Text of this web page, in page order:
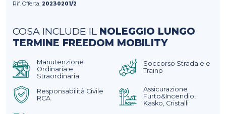
Rif. Offerta: 20230201/2
COSA INCLUDE IL NOLEGGIO LUNGO
TERMINE FREEDOM MOBILITY
Manutenzione
Ordinaria e
Straordinaria
Soccorso Stradale e
Traino
Responsabilità Civile
RCA
Assicurazione
Furto&Incendio,
Kasko, Cristalli